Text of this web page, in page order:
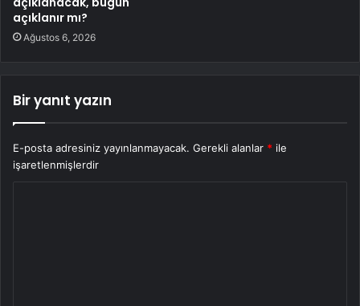
açıklanır mı?
Ağustos 6, 2026
Bir yanıt yazın
E-posta adresiniz yayınlanmayacak. Gerekli alanlar * ile
işaretlenmişlerdir